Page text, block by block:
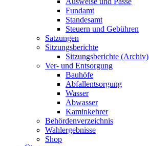
Fundamt
Standesamt
Steuern und Gebühren
Satzungen
Sitzungsberichte
Sitzungsberichte (Archiv)
Ver- und Entsorgung
Bauhöfe
Abfallentsorgung
Wasser
Abwasser
Kaminkehrer
Behördenverzeichnis
Wahlergebnisse
Shop